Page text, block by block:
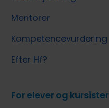
Mentorer
Kompetencevurdering
Efter Hf?
For elever og kursister